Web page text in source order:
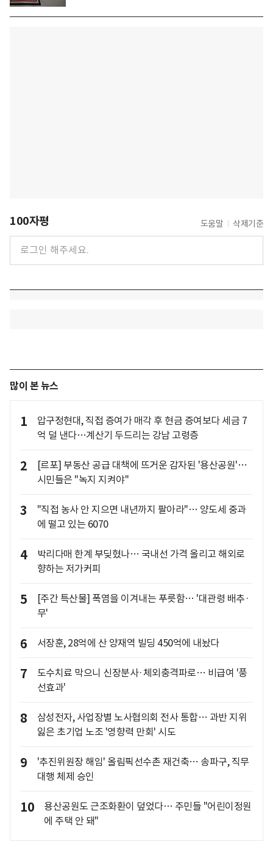
100자평 도움말 삭제기준
많이 본 뉴스
1
압구정현대, 직접 증여가 매각 후 현금 증여보다 세금 7
억 덜 낸다…계산기 두드리는 강남 고령층
2
[르포] 부동산 공급 대책에 뜨거운 감자된 '용산공원'…
시민들은 "녹지 지켜야"
3
"직접 농사 안 지으면 내년까지 팔아라"… 양도세 중과
에 떨고 있는 6070
4
박리다매 한계 부딪혔나… 국내선 가격 올리고 해외로
향하는 저가커피
5
[주간 특산물] 폭염을 이겨내는 푸릇함… '대관령 배추·
무'
6 서장훈, 28억에 산 양재역 빌딩 450억에 내놨다
7
도수치료 막으니 신장분사·체외충격파로… 비급여 '풍
선효과'
8
삼성전자, 사업장별 노사협의회 전사 통합… 과반 지위
잃은 초기업 노조 '영향력 만회' 시도
9
'추진위원장 해임' 올림픽선수촌 재건축… 송파구, 직무
대행 체제 승인
10
용산공원도 근조화환이 덮었다… 주민들 "어린이정원
에 주택 안 돼"